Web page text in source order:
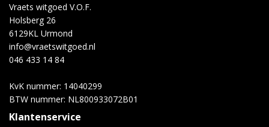
Vraets witgoed V.O.F.
Holsberg 26
6129KL Urmond
info@vraetswitgoed.nl
046 433 14 84
KvK nummer: 14040299
BTW nummer: NL800933072B01
Klantenservice